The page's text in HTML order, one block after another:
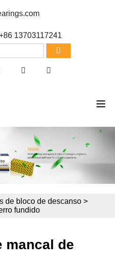
13703117241
de bloco de descanso >
fundido
mancal de